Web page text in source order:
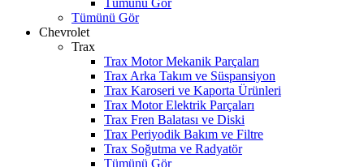
Tümünü Gör
Tümünü Gör
Chevrolet
Trax
Trax Motor Mekanik Parçaları
Trax Arka Takım ve Süspansiyon
Trax Karoseri ve Kaporta Ürünleri
Trax Motor Elektrik Parçaları
Trax Fren Balatası ve Diski
Trax Periyodik Bakım ve Filtre
Trax Soğutma ve Radyatör
Tümünü Gör